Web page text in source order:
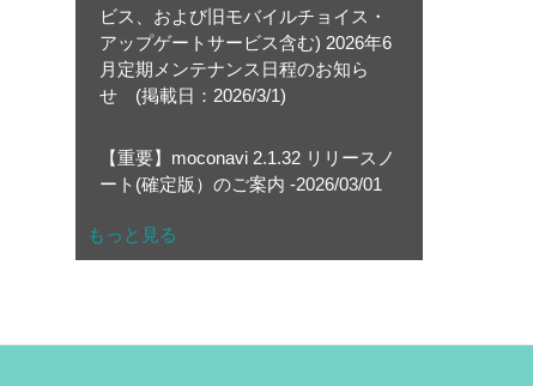
ビス、および旧モバイルチョイス・
アップゲートサービス含む) 2026年6
月定期メンテナンス日程のお知ら
せ (掲載日：2026/3/1)
【重要】moconavi 2.1.32 リリースノ
ート(確定版）のご案内 -2026/03/01
もっと見る